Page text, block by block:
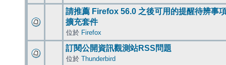
請推薦 Firefox 56.0 之後可用的提醒待辨事
擴充套件
位於 Firefox
訂閱公開資訊觀測站RSS問題
位於 Thunderbird